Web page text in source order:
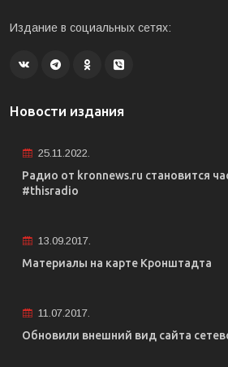
Издание в социальных сетях:
Новости издания
25.11.2022.
Радио от kronnews.ru становится
#thisradio
13.09.2017.
Материалы на карте Кронштадта
11.07.2017.
Обновили внешний вид сайта